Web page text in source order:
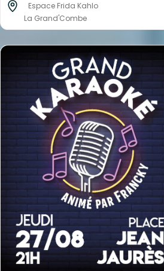
Espace Frida Kahlo
La Grand'Combe